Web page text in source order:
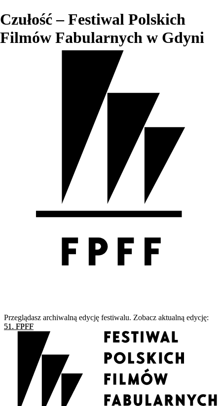
Czułość – Festiwal Polskich
Filmów Fabularnych w Gdyni
Przeglądasz archiwalną edycję festiwalu. Zobacz aktualną edycję:
51. FPFF